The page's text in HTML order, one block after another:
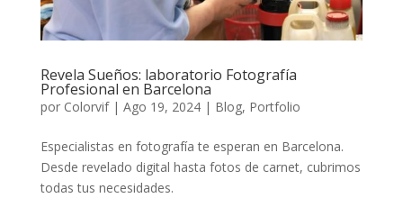
Revela Sueños: laboratorio Fotografía
Profesional en Barcelona
por Colorvif| Ago 19, 2024| Blog, Portfolio
Especialistas en fotografía te esperan en Barcelona.
Desde revelado digital hasta fotos de carnet, cubrimos
todas tus necesidades.